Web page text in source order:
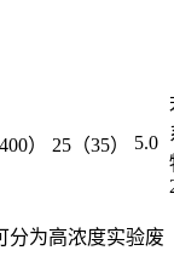
） 25（35） 5.0
分为高浓度实验废